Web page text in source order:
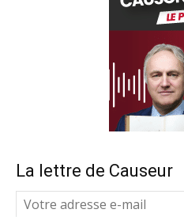
La lettre de Causeur